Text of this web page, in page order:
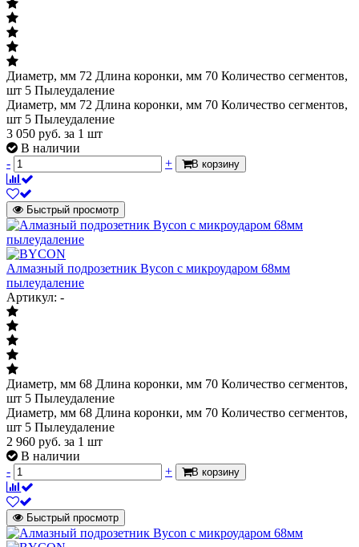
Диаметр, мм 72 Длина коронки, мм 70 Количество сегментов,
шт 5 Пылеудаление
Диаметр, мм 72 Длина коронки, мм 70 Количество сегментов,
шт 5 Пылеудаление
3 050 руб. за 1 шт
В наличии
-
+ В корзину
Быстрый просмотр
Алмазный подрозетник Bycon с микроударом 68мм
пылеудаление
Артикул: -
Диаметр, мм 68 Длина коронки, мм 70 Количество сегментов,
шт 5 Пылеудаление
Диаметр, мм 68 Длина коронки, мм 70 Количество сегментов,
шт 5 Пылеудаление
2 960 руб. за 1 шт
В наличии
-
+ В корзину
Быстрый просмотр